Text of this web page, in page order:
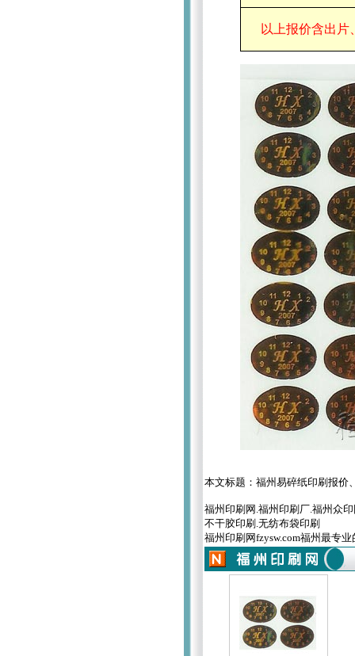
以上报价含出片
本文标题： 福州易碎纸印刷报价
福州印刷网.福州印刷厂.福州众
不干胶印刷.无纺布袋印刷
福州印刷网fzysw.com福州最专